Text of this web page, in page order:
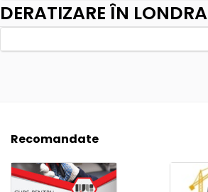
DERATIZARE ÎN LONDRA
Recomandate